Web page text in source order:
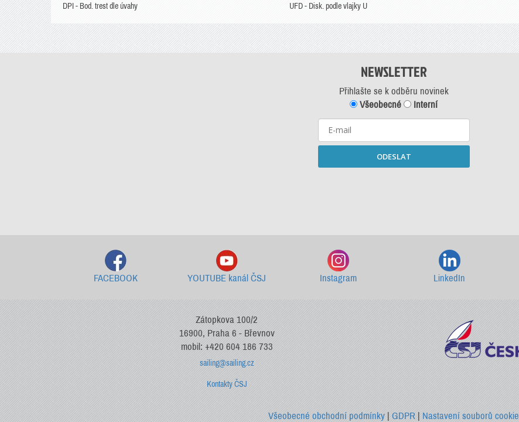
DPI - Bod. trest dle úvahy
UFD - Disk. podle vlajky U
NEWSLETTER
Přihlašte se k odběru novinek
Všeobecné
Interní
ODESLAT
FACEBOOK YOUTUBE kanál ČSJ Instagram LinkedIn
Zátopkova 100/2
16900, Praha 6 - Břevnov
mobil: +420 604 186 733
sailing@sailing.cz
Kontakty ČSJ
Všeobecné obchodní podmínky |GDPR |Nastavení souborů cookie